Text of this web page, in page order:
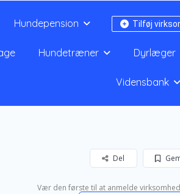
Tilføj
Hundepension
Hundetræner Dyrlæger
Vidensbank
Del
Vær den første til at anmelde